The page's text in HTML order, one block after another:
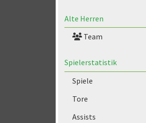
Alte Herren
Team
Spielerstatistik
Spiele
Tore
Assists